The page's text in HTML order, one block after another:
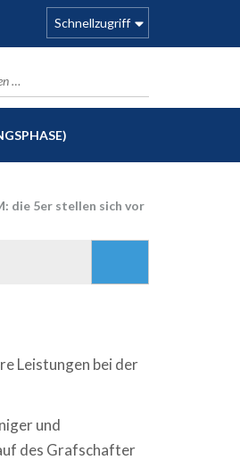
Schnellzugriff
die 5er stellen sich vor
Leistungen bei der
und
des Grafschafter